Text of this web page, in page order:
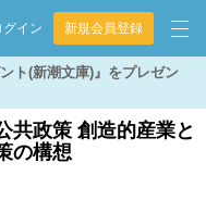
グイン 新規会員登録
ト(新潮文庫)』をプレゼン
共政策 創造的産業と
の構想